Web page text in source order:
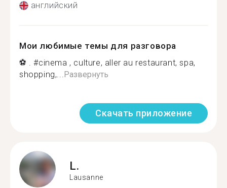
английский
Мои любимые темы для разговора
⚽ . #cinema , culture, aller au restaurant, spa,
shopping,...Развернуть
Скачать приложение
L.
Lausanne